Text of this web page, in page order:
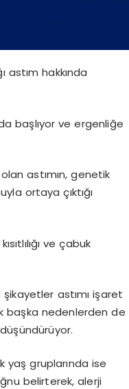
astım hakkında
başlıyor ve ergenliğe
astımın, genetik
ortaya çıktığı
ve çabuk
astımı işaret
başka nedenlerden de
yaş gruplarında ise
belirterek, alerji